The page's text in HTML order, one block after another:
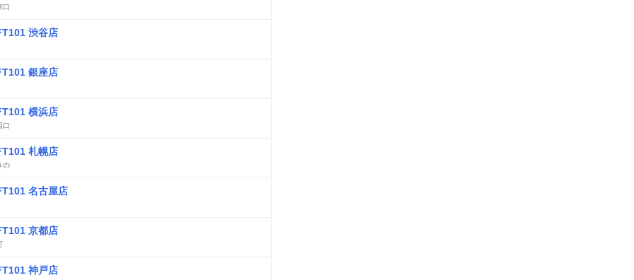
口
渋谷店
銀座店
横浜店
口
札幌店
の
名古屋店
京都店
神戸店